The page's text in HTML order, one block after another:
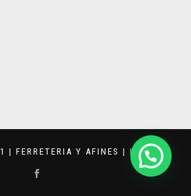
| FERRETERIA Y AFINES | KEVVAR